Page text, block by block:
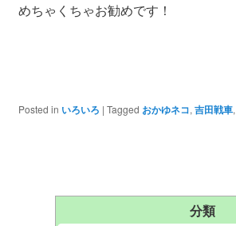
めちゃくちゃお勧めです！
Posted in いろいろ | Tagged おかゆネコ,吉田戦車,
分類